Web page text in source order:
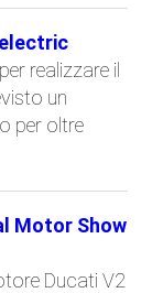
realizzare il
un
per oltre
Motor Show
Ducati V2